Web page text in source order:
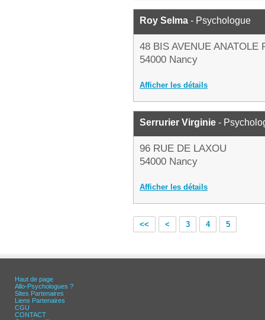
Roy Selma - Psychologue
48 BIS AVENUE ANATOLE
54000 Nancy
Afficher les détails
Serrurier Virginie -
96 RUE DE LAXOU
54000 Nancy
Afficher les détails
<< < 3 4 5
Haut de page
Allo-Psychologues ?
Sites Partenaires
Liens Partenaires
CGU
CONTACT